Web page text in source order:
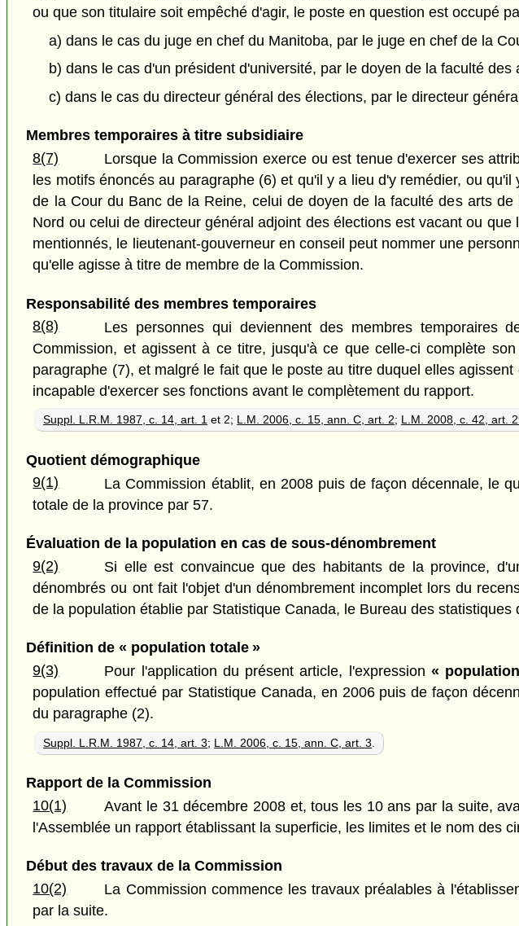
ou que son titulaire soit empêché d'agir, le poste en question est occupé
a) dans le cas du juge en chef du Manitoba, par le juge en chef de la
b) dans le cas d'un président d'université, par le doyen de la faculté des
c) dans le cas du directeur général des élections, par le directeur
Membres temporaires à titre subsidiaire
8(7)
Lorsque la Commission exerce ou est tenue d'exercer ses
les motifs énoncés au paragraphe (6) et qu'il y a lieu d'y remédier, ou
de la Cour du Banc de la Reine, celui de doyen de la faculté des arts
Nord ou celui de directeur général adjoint des élections est vacant ou
mentionnés, le lieutenant-gouverneur en conseil peut nommer une
qu'elle agisse à titre de membre de la Commission.
Responsabilité des membres temporaires
8(8)
Les personnes qui deviennent des membres
Commission, et agissent à ce titre, jusqu'à ce que celle-ci complète
paragraphe (7), et malgré le fait que le poste au titre duquel elles
incapable d'exercer ses fonctions avant le complètement du rapport.
Suppl. L.R.M. 1987, c. 14, art. 1 et 2; L.M. 2006, c. 15, ann. C, art. 2; L.M. 2008, c. 42, art.
Quotient démographique
9(1)
La Commission établit, en 2008 puis de façon décennale, le
totale de la province par 57.
Évaluation de la population en cas de sous-dénombrement
9(2)
Si elle est convaincue que des habitants de la province,
dénombrés ou ont fait l'objet d'un dénombrement incomplet lors du
de la population établie par Statistique Canada, le Bureau des
Définition de « population totale »
9(3)
Pour l'application du présent article, l'expression «
population effectué par Statistique Canada, en 2006 puis de façon
du paragraphe (2).
Suppl. L.R.M. 1987, c. 14, art. 3; L.M. 2006, c. 15, ann. C, art. 3
Rapport de la Commission
10(1)
Avant le 31 décembre 2008 et, tous les 10 ans par la suite,
l'Assemblée un rapport établissant la superficie, les limites et le nom des
Début des travaux de la Commission
10(2)
La Commission commence les travaux préalables à
par la suite.